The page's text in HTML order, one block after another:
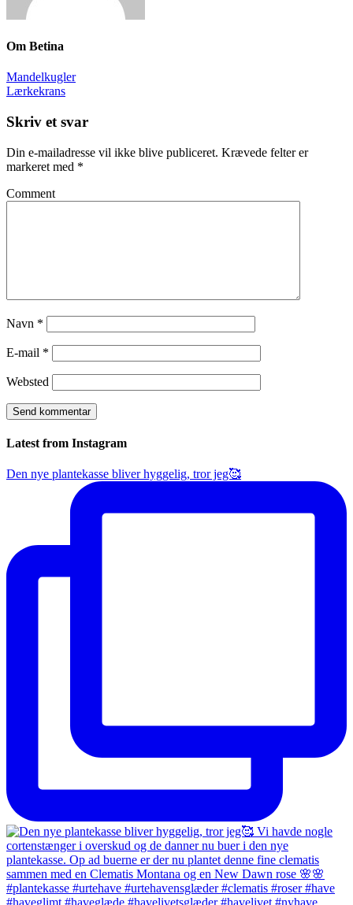
Om Betina
Mandelkugler
Lærkekrans
Skriv et svar
Din e-mailadresse vil ikke blive publiceret. Krævede felter er
markeret med *
Comment
Navn *
E-mail *
Websted
Latest from Instagram
Den nye plantekasse bliver hyggelig, tror jeg🥰